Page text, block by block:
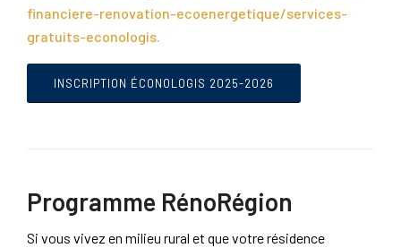
financiere-renovation-ecoenergetique/services-
gratuits-econologis.
INSCRIPTION ÉCONOLOGIS 2025-2026
Programme RénoRégion
Si vous vivez en milieu rural et que votre résidence